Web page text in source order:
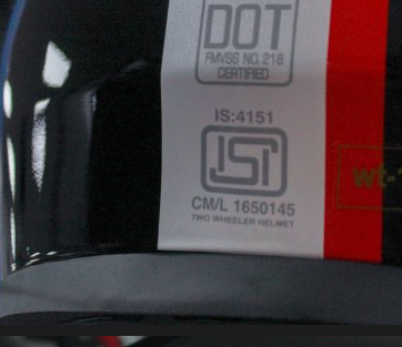
Nueva planta en El Majahual convierte
escasez en acceso al agua